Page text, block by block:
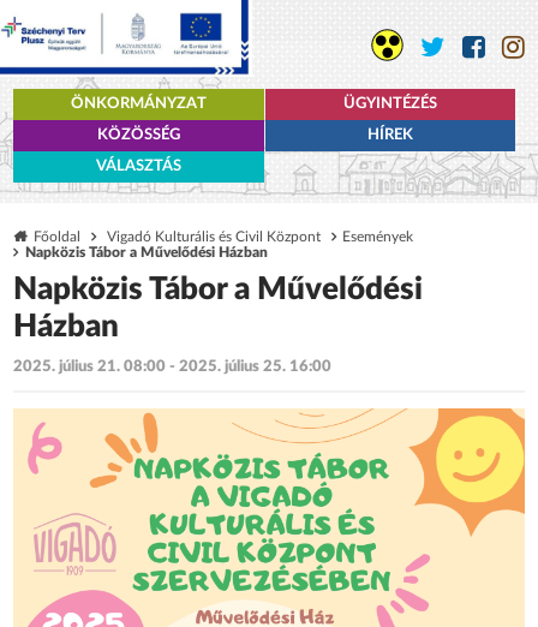
ÖNKORMÁNYZAT
ÜGYINTÉZÉS
KÖZÖSSÉG
HÍREK
VÁLASZTÁS
Főoldal Vigadó Kulturális és Civil Központ
Események
Napközis Tábor a Művelődési Házban
Napközis Tábor a Művelődési
Házban
2025. július 21. 08:00 - 2025. július 25. 16:00